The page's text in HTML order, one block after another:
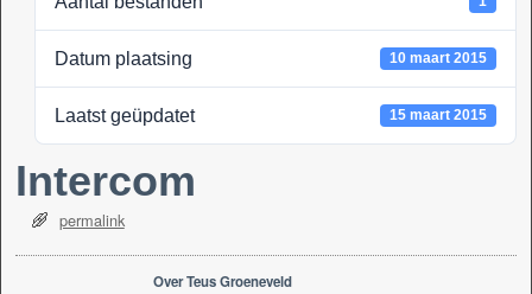
k
Datum plaatsing 10 maart 2015
Laatst geüpdatet 15 maart 2015
Intercom
permalink
Over Teus Groeneveld